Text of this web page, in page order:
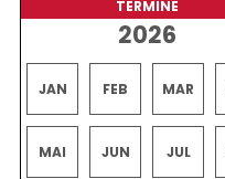
TERMINE
2026
JAN FEB MAR
MAI JUN JUL